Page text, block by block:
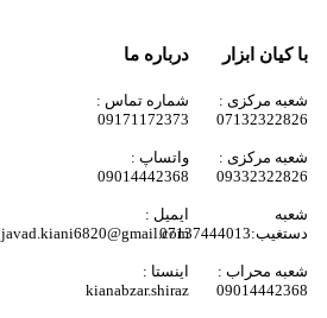
با کیان ابزار
شعبه مرکزی :
07132322826
شعبه مرکزی :
09332322826
شعبه
دستغیب:07137444013
شعبه محراب :
09014442368
درباره ما
شماره تماس :
09171172373
واتساپ :
09014442368
ایمیل :
javad.kiani6820@gmail.com
اینستا :
kianabzar.shiraz